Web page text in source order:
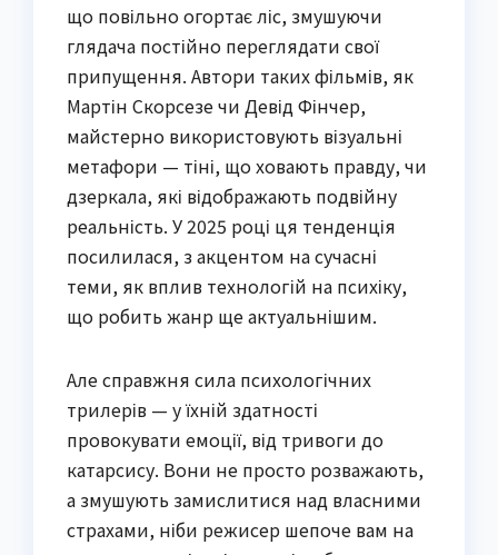
що повільно огортає ліс, змушуючи
глядача постійно переглядати свої
припущення. Автори таких фільмів, як
Мартін Скорсезе чи Девід Фінчер,
майстерно використовують візуальні
метафори — тіні, що ховають правду, чи
дзеркала, які відображають подвійну
реальність. У 2025 році ця тенденція
посилилася, з акцентом на сучасні
теми, як вплив технологій на психіку,
що робить жанр ще актуальнішим.
Але справжня сила психологічних
трилерів — у їхній здатності
провокувати емоції, від тривоги до
катарсису. Вони не просто розважають,
а змушують замислитися над власними
страхами, ніби режисер шепоче вам на